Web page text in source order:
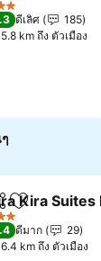
าว
ดีเลิศ
185
5.8 km ถึง ตัวเมือง
ร์ เพิ่มในรายก
Kira Suites
าว
ดีมาก
29
6.4 km ถึง ตัวเมือง